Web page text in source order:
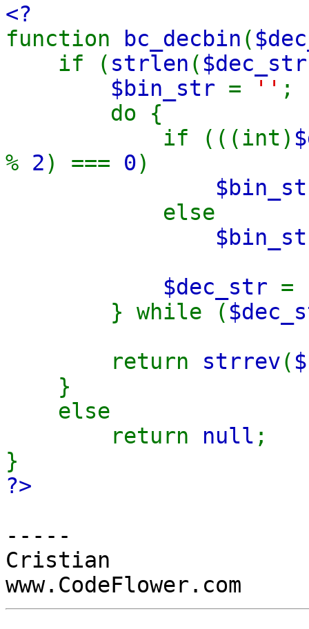
<?
function
bc_decbin (
if ( strlen ( $dec_str
$bin_str = '' ;
do {
if (((int)
% 2) === 0)
else
$dec_str =
} while (
return strrev(
}
else
return null ;
}
?>
-----
Cristian
www.CodeFlower.com